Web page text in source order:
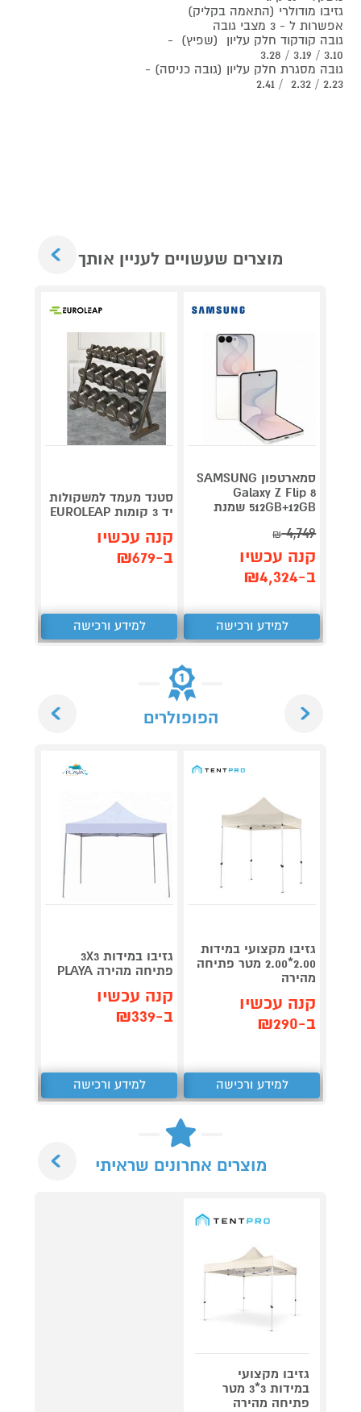
גזיבו מודולרי (התאמה בקליק)
אפשרות ל - 3 מצבי גובה
גובה קודקוד חלק עליון (שפיץ) -
3.10 / 3.19 / 3.28
גובה מסגרת חלק עליון (גובה כניסה) -
2.23 / 2.32 / 2.41
מוצרים שעשויים לעניין אותך
סמארטפון SAMSUNG
Galaxy Z Flip 8
512GB+12GB שמנת
4,749
₪
קנה עכשיו
ב-₪4,324
למידע ורכישה
סטנד מעמד למשקולות
יד 3 קומות EUROLEAP
קנה עכשיו
ב-₪679
למידע ורכישה
הפופולרים
גזיבו מקצועי במידות
2.00*2.00 מטר פתיחה
מהירה
קנה עכשיו
ב-₪290
למידע ורכישה
גזיבו במידות 3X3
פתיחה מהירה PLAYA
קנה עכשיו
ב-₪339
למידע ורכישה
מוצרים אחרונים שראיתי
גזיבו מקצועי
במידות 3*3 מטר
פתיחה מהירה